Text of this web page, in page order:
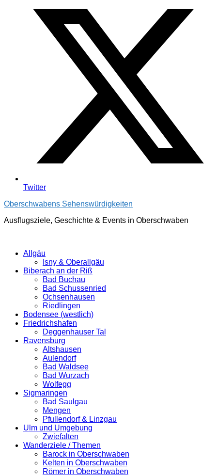
Twitter
Oberschwabens Sehenswürdigkeiten
Ausflugsziele, Geschichte & Events in Oberschwaben
Allgäu
Isny & Oberallgäu
Biberach an der Riß
Bad Buchau
Bad Schussenried
Ochsenhausen
Riedlingen
Bodensee (westlich)
Friedrichshafen
Deggenhauser Tal
Ravensburg
Altshausen
Aulendorf
Bad Waldsee
Bad Wurzach
Wolfegg
Sigmaringen
Bad Saulgau
Mengen
Pfullendorf & Linzgau
Ulm und Umgebung
Zwiefalten
Wanderziele / Themen
Barock in Oberschwaben
Kelten in Oberschwaben
Römer in Oberschwaben